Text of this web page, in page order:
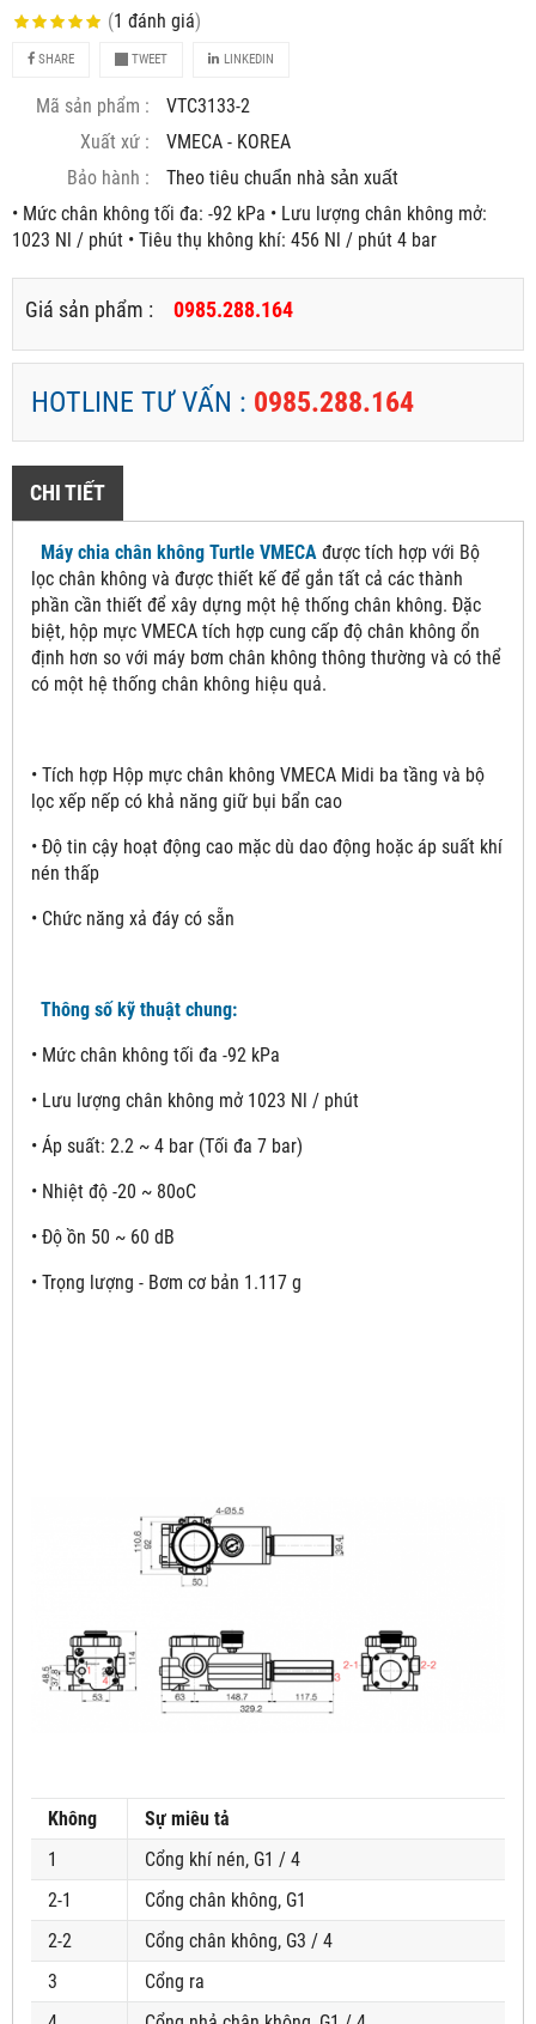
(1 đánh giá)
SHARE TWEET LINKEDIN
Mã sản phẩm :
VTC3133-2
Xuất xứ :
VMECA - KOREA
Bảo hành :
Theo tiêu chuẩn nhà sản xuất
• Mức chân không tối đa: -92 kPa • Lưu lượng chân không mở:
1023 Nl / phút • Tiêu thụ không khí: 456 Nl / phút 4 bar
Giá sản phẩm : 0985.288.164
HOTLINE TƯ VẤN : 0985.288.164
CHI TIẾT
Máy chia chân không Turtle VMECA được tích hợp với Bộ
lọc chân không và được thiết kế để gắn tất cả các thành
phần cần thiết để xây dựng một hệ thống chân không. Đặc
biệt, hộp mực VMECA tích hợp cung cấp độ chân không ổn
định hơn so với máy bơm chân không thông thường và có thể
có một hệ thống chân không hiệu quả.
• Tích hợp Hộp mực chân không VMECA Midi ba tầng và bộ
lọc xếp nếp có khả năng giữ bụi bẩn cao
• Độ tin cậy hoạt động cao mặc dù dao động hoặc áp suất khí
nén thấp
• Chức năng xả đáy có sẵn
Thông số kỹ thuật chung:
• Mức chân không tối đa -92 kPa
• Lưu lượng chân không mở 1023 Nl / phút
• Áp suất: 2.2 ~ 4 bar (Tối đa 7 bar)
• Nhiệt độ -20 ~ 80oC
• Độ ồn 50 ~ 60 dB
• Trọng lượng - Bơm cơ bản 1.117 g
Không
Sự miêu tả
1
Cổng khí nén, G1 / 4
2-1
Cổng chân không, G1
2-2
Cổng chân không, G3 / 4
3
Cổng ra